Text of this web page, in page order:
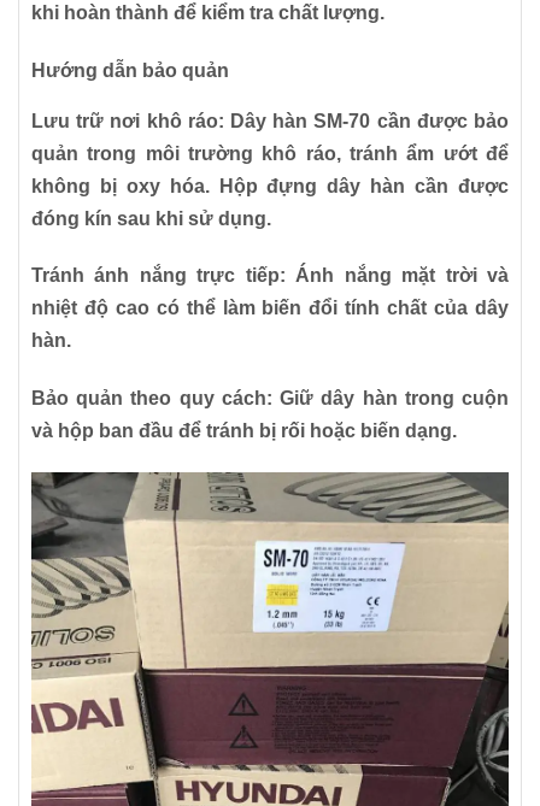
khi hoàn thành để kiểm tra chất lượng.
Hướng dẫn bảo quản
Lưu trữ nơi khô ráo: Dây hàn SM-70 cần được bảo
quản trong môi trường khô ráo, tránh ẩm ướt để
không bị oxy hóa. Hộp đựng dây hàn cần được
đóng kín sau khi sử dụng.
Tránh ánh nắng trực tiếp: Ánh nắng mặt trời và
nhiệt độ cao có thể làm biến đổi tính chất của dây
hàn.
Bảo quản theo quy cách: Giữ dây hàn trong cuộn
và hộp ban đầu để tránh bị rối hoặc biến dạng.